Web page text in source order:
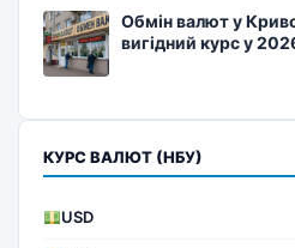
Обмін валют у
вигідний курс у
КУРС ВАЛЮТ (НБУ)
USD